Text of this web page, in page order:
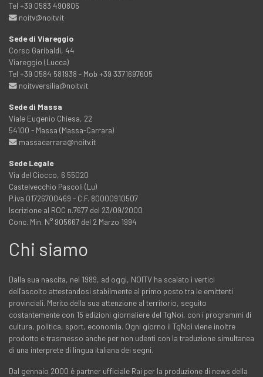
Tel +39 0583 490805
noitv@noitv.it
Sede di Viareggio
Corso Garibaldi, 44
Viareggio (Lucca)
Tel +39 0584 581938 - Mob +39 3371697605
noitvversilia@noitv.it
Sede di Massa
Viale Eugenio Chiesa, 22
54100 - Massa (Massa-Carrara)
massacarrara@noitv.it
Sede Legale
Via del Ciocco, 6 55020
Castelvecchio Pascoli (Lu)
P.iva 01726700469 - C.F. 80000910507
Iscrizione al ROC n.7677 del 23/09/2000
Conc. Min. N° 905667 del 2 Marzo 1994
Chi siamo
Dalla sua nascita, nel 1989, ad oggi, NOITV ha scalato i vertici
dell'ascolto attestandosi stabilmente al primo posto tra le emittenti
provinciali. Merito della sua attenzione al territorio, seguito
costantemente con 15 edizioni giornaliere del TgNoi, con i programmi di
cultura, politica, sport, economia. Ogni giorno il TgNoi viene inoltre
prodotto e trasmesso anche per non udenti con la traduzione simultanea
di una interprete di lingua italiana dei segni.
Dal gennaio 2000 è partner ufficiale Rai per la produzione di news della